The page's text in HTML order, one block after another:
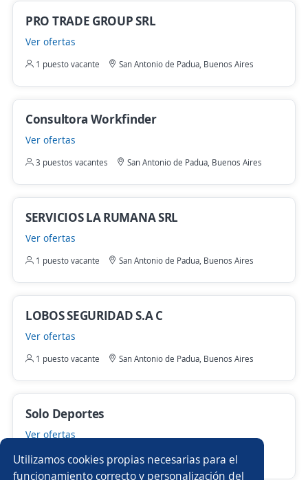
Utilizamos cookies propias necesarias para el
funcionamiento correcto y personalización del
PRO TRADE GROUP SRL
Ver ofertas
1 puesto vacante San Antonio de Padua, Buenos Aires
Consultora Workfinder
Ver ofertas
3 puestos vacantes San Antonio de Padua, Buenos Aires
SERVICIOS LA RUMANA SRL
Ver ofertas
1 puesto vacante San Antonio de Padua, Buenos Aires
LOBOS SEGURIDAD S.A C
Ver ofertas
1 puesto vacante San Antonio de Padua, Buenos Aires
Solo Deportes
Ver ofertas
1 puesto vacante San Antonio de Padua, Buenos Aires